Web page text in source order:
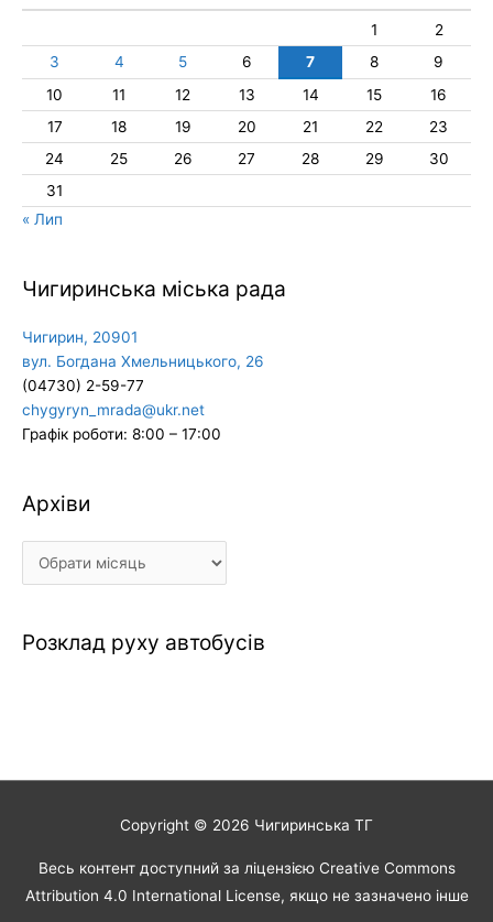
1
2
3
4 5 6 7 8
9
10
11 12 13 14 15
16
17
18 19 20 21 22
23
24
25 26 27 28 29
30
31
« Лип
Чигиринська міська рада
Чигирин, 20901
вул. Богдана Хмельницького, 26
(04730) 2-59-77
chygyryn_mrada@ukr.net
Графік роботи: 8:00 – 17:00
Архіви
Архіви
Розклад руху автобусів
Copyright © 2026 Чигиринська ТГ
Весь контент доступний за ліцензією Creative Commons
Attribution 4.0 International License, якщо не зазначено інше